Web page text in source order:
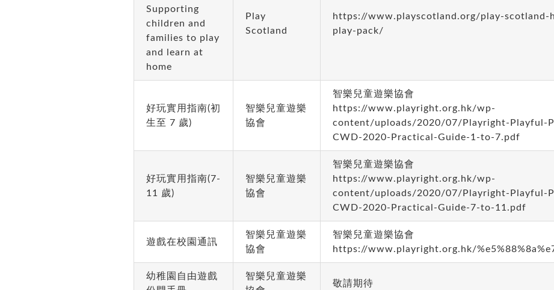
Supporting
children and
families to play
and learn at
home
Play
Scotland
https://www.playscotland.org/play-scotland-
play-pack/
好玩實用指南(初
生至 7 歲)
智樂兒童遊樂
協會
智樂兒童遊樂協會
https://www.playright.org.hk/wp-
content/uploads/2020/07/Playright-Playful-
CWD-2020-Practical-Guide-1-to-7.pdf
好玩實用指南(7-
11 歲)
智樂兒童遊樂
協會
智樂兒童遊樂協會
https://www.playright.org.hk/wp-
content/uploads/2020/07/Playright-Playful-
CWD-2020-Practical-Guide-7-to-11.pdf
遊戲在校園通訊
智樂兒童遊樂
協會
智樂兒童遊樂協會
https://www.playright.org.hk/
幼稚園自由遊戲
智樂兒童遊樂
敬請期待